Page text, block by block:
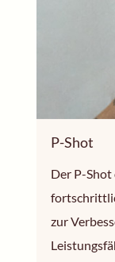
P-Shot
Der P-
zur